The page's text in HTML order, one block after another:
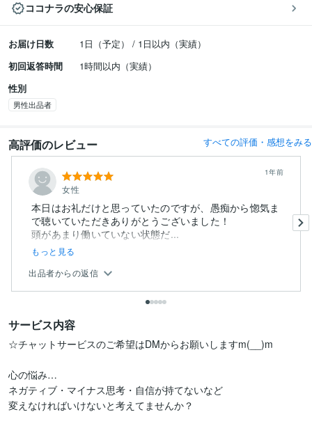
ココナラの安心保証
お届け日数
1日（予定） / 1日以内（実績）
初回返答時間
1時間以内（実績）
性別
男性出品者
高評価のレビュー すべての評価・感想をみる
女性
1年前
本日はお礼だけと思っていたのですが、愚痴から惚気ま
で聴いていただきありがとうございました！
頭があまり働いていない状態だ...
もっと見る
出品者からの返信
サービス内容
☆チャットサービスのご希望はDMからお願いしますm(__)m
心の悩み…
ネガティブ・マイナス思考・自信が持てないなど
変えなければいけないと考えてませんか？